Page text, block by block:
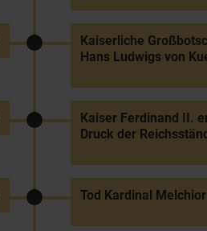
Kaiserliche
Hans Ludwigs von
Kaiser Ferdinand II.
Druck der
Tod Kardinal